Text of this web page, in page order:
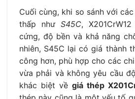
Cuối cùng, khi so sánh với
thấp như S45C,
cứng, độ bền và khả năng
nhiên, S45C lại có giá thành
công hơn, phù hợp cho các
vừa phải và không yêu cầu
khác biệt về giá thép